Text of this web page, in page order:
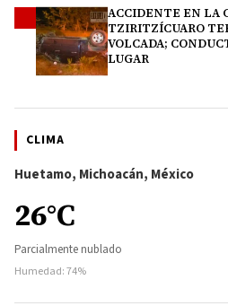
ACCIDENTE EN LA
TZIRITZÍCUARO
VOLCADA;
LUGAR
CLIMA
Huetamo, Michoacán, México
26°C
Parcialmente nublado
Humedad: 74%